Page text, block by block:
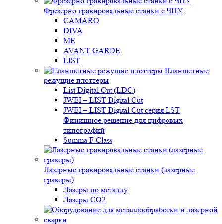
Фрезерно гравировальные станки с ЧПУ
CAMARO
DIVA
ME
AVANT GARDE
LIST
Планшетные
режущие плоттеры
List Digital Cut (LDC)
JWEI – LIST Digital Cut
JWEI – LIST Digital Cut серия LST
Финишное решение для цифровых
типографий
Summa F Class
Лазерные гравировальные станки (лазерные
граверы)
Лазеры по металлу
Лазеры CO2